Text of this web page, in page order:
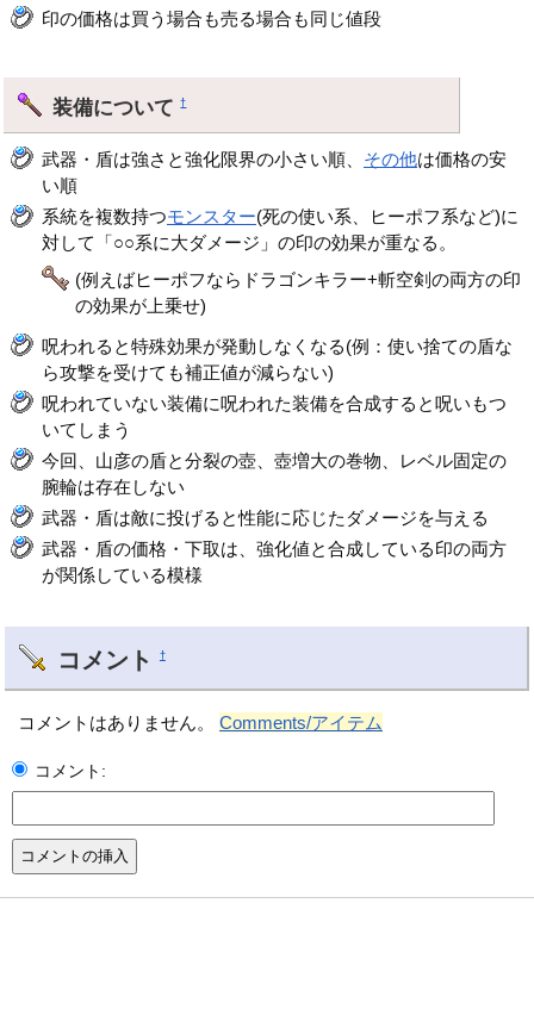
印の価格は買う場合も売る場合も同じ値段
装備について†
武器・盾は強さと強化限界の小さい順、 その他は価格の安
い順
系統を複数持つモンスター(死の使い系、ヒーポフ系など)に
対して「○○系に大ダメージ」の印の効果が重なる。
(例えばヒーポフならドラゴンキラー+斬空剣の両方の印
の効果が上乗せ)
呪われると特殊効果が発動しなくなる(例：使い捨ての盾な
ら攻撃を受けても補正値が減らない)
呪われていない装備に呪われた装備を合成すると呪いもつ
いてしまう
今回、山彦の盾と分裂の壺、壺増大の巻物、レベル固定の
腕輪は存在しない
武器・盾は敵に投げると性能に応じたダメージを与える
武器・盾の価格・下取は、強化値と合成している印の両方
が関係している模様
コメント †
コメントはありません。Comments/アイテム
コメント: